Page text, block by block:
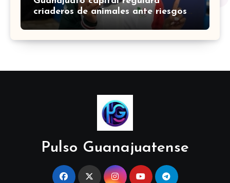
criaderos de animales ante riesgos
para la salud pública
Pulso Guanajuatense